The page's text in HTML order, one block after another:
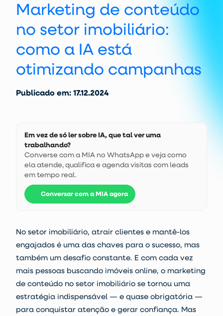
Marketing de conteúdo
no setor imobiliário:
como a IA está
otimizando campanhas
Publicado em: 17.12.2024
Em vez de só ler sobre IA, que tal ver uma
trabalhando?
Converse com a MIA no WhatsApp e veja como
ela atende, qualifica e agenda visitas com leads
em tempo real.
Conversar com a MIA agora
No setor imobiliário, atrair clientes e mantê-los
engajados é uma das chaves para o sucesso, mas
também um desafio constante. E com cada vez
mais pessoas buscando imóveis online, o marketing
de conteúdo no setor imobiliário se tornou uma
estratégia indispensável — e quase obrigatória —
para conquistar atenção e gerar confiança. Mas